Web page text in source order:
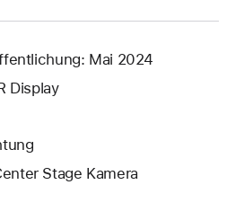
Mai 2024
Display
Stage Kamera